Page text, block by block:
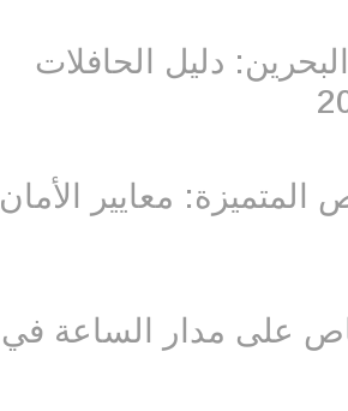
دليل الحافلات
معايير الأمان
على مدار الساعة في